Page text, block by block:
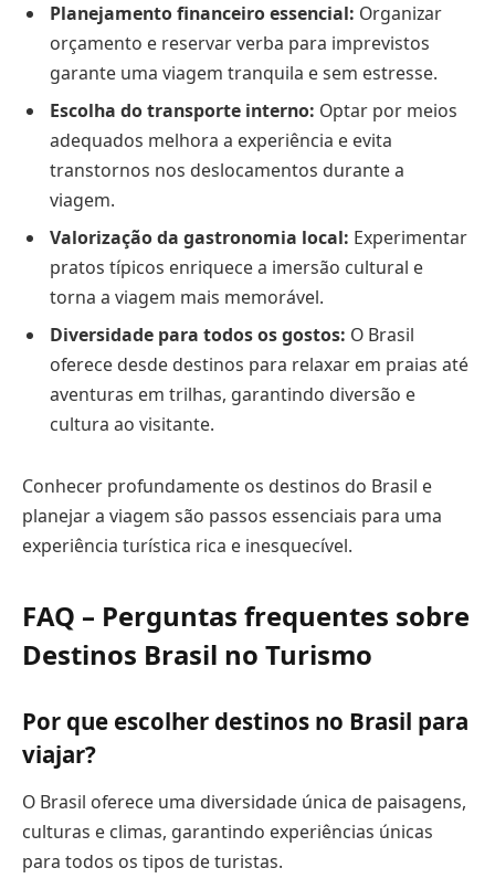
Planejamento financeiro essencial: Organizar
orçamento e reservar verba para imprevistos
garante uma viagem tranquila e sem estresse.
Escolha do transporte interno: Optar por meios
adequados melhora a experiência e evita
transtornos nos deslocamentos durante a
viagem.
Valorização da gastronomia local: Experimentar
pratos típicos enriquece a imersão cultural e
torna a viagem mais memorável.
Diversidade para todos os gostos: O Brasil
oferece desde destinos para relaxar em praias até
aventuras em trilhas, garantindo diversão e
cultura ao visitante.
Conhecer profundamente os destinos do Brasil e
planejar a viagem são passos essenciais para uma
experiência turística rica e inesquecível.
FAQ – Perguntas frequentes sobre
Destinos Brasil no Turismo
Por que escolher destinos no Brasil para
viajar?
O Brasil oferece uma diversidade única de paisagens,
culturas e climas, garantindo experiências únicas
para todos os tipos de turistas.